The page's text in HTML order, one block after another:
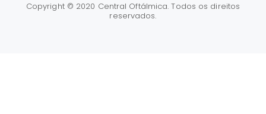
Copyright © 2020 Central Oftálmica. Todos os direitos
reservados.